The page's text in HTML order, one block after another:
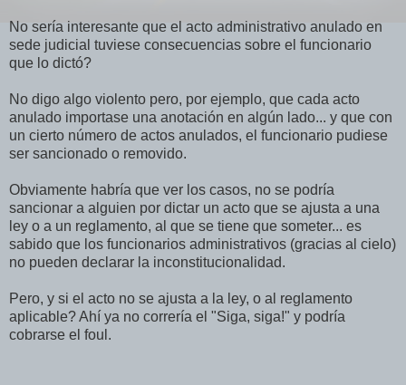
No sería interesante que el acto administrativo anulado en
sede judicial tuviese consecuencias sobre el funcionario
que lo dictó?
No digo algo violento pero, por ejemplo, que cada acto
anulado importase una anotación en algún lado... y que con
un cierto número de actos anulados, el funcionario pudiese
ser sancionado o removido.
Obviamente habría que ver los casos, no se podría
sancionar a alguien por dictar un acto que se ajusta a una
ley o a un reglamento, al que se tiene que someter... es
sabido que los funcionarios administrativos (gracias al cielo)
no pueden declarar la inconstitucionalidad.
Pero, y si el acto no se ajusta a la ley, o al reglamento
aplicable? Ahí ya no correría el "Siga, siga!" y podría
cobrarse el foul.